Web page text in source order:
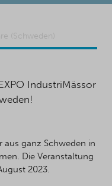
(Schweden)
IndustriMässor
aus ganz Schweden in
Die Veranstaltung
2023.